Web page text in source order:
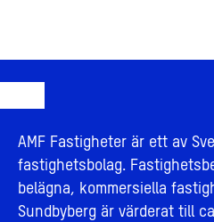
AMF Fastigheter är ett av
fastighetsbolag.
belägna, kommersiella
Sundbyberg är värderat till